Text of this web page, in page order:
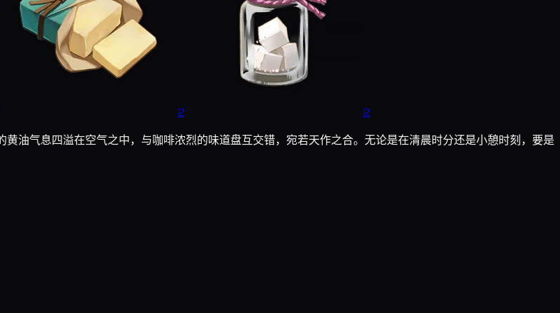
2
2
油气息四溢在空气之中，与咖啡浓烈的味道盘互交错，宛若天作之合。无论是在清晨时分还是小憩时刻，要是